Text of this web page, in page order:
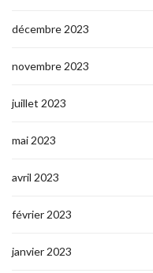
décembre 2023
novembre 2023
juillet 2023
mai 2023
avril 2023
février 2023
janvier 2023